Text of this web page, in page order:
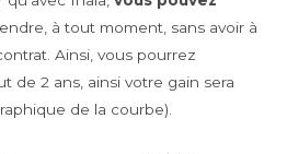
à tout moment, sans avoir à
Ainsi, vous pourrez
de 2 ans, ainsi votre gain sera
de la courbe).